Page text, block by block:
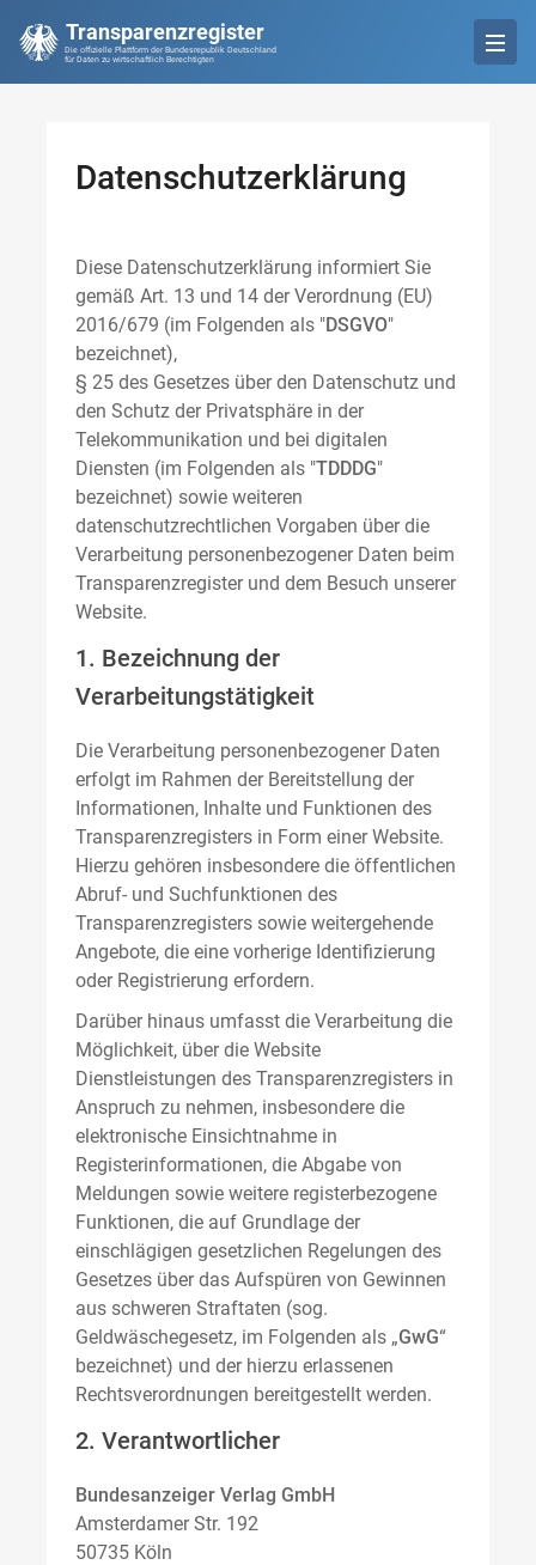
Transparenzregister
Die offizielle Plattform der Bundesrepublik Deutschland
für Daten zu wirtschaftlich Berechtigten
Datenschutzerklärung
Diese Datenschutzerklärung informiert Sie
gemäß Art. 13 und 14 der Verordnung (EU)
2016/679 (im Folgenden als "DSGVO"
bezeichnet),
§ 25 des Gesetzes über den Datenschutz und
den Schutz der Privatsphäre in der
Telekommunikation und bei digitalen
Diensten (im Folgenden als "TDDDG"
bezeichnet) sowie weiteren
datenschutzrechtlichen Vorgaben über die
Verarbeitung personenbezogener Daten beim
Transparenzregister und dem Besuch unserer
Website.
1. Bezeichnung der
Verarbeitungstätigkeit
Die Verarbeitung personenbezogener Daten
erfolgt im Rahmen der Bereitstellung der
Informationen, Inhalte und Funktionen des
Transparenzregisters in Form einer Website.
Hierzu gehören insbesondere die öffentlichen
Abruf- und Suchfunktionen des
Transparenzregisters sowie weitergehende
Angebote, die eine vorherige Identifizierung
oder Registrierung erfordern.
Darüber hinaus umfasst die Verarbeitung die
Möglichkeit, über die Website
Dienstleistungen des Transparenzregisters in
Anspruch zu nehmen, insbesondere die
elektronische Einsichtnahme in
Registerinformationen, die Abgabe von
Meldungen sowie weitere registerbezogene
Funktionen, die auf Grundlage der
einschlägigen gesetzlichen Regelungen des
Gesetzes über das Aufspüren von Gewinnen
aus schweren Straftaten (sog.
Geldwäschegesetz, im Folgenden als „GwG“
bezeichnet) und der hierzu erlassenen
Rechtsverordnungen bereitgestellt werden.
2. Verantwortlicher
Bundesanzeiger Verlag GmbH
Amsterdamer Str. 192
50735 Köln